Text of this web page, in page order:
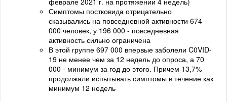
Симптомы постковида отрицательно
сказывались на повседневной активности 674
000 человек, у 196 000 - повседневная
активность сильно ограничена
В этой группе 697 000 впервые заболели C0VID-
19 не менее чем за 12 недель до опроса, а 70
000 - минимум за год до этого. Причем 13,7%
продолжали испытывать симптомы в течение как
минимум 12 недель